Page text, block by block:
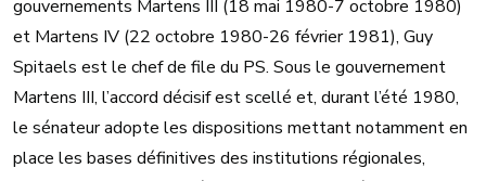
gouvernements Martens III (18 mai 1980-7 octobre 1980)
et Martens IV (22 octobre 1980-26 février 1981), Guy
Spitaels est le chef de file du PS. Sous le gouvernement
Martens III, l’accord décisif est scellé et, durant l’été 1980,
le sénateur adopte les dispositions mettant notamment en
place les bases définitives des institutions régionales,